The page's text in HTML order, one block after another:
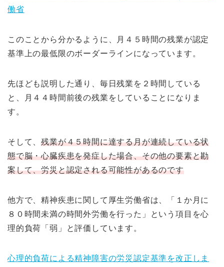
働省
このことから分かるように、月４５時間の残業が認定
基準上の最低限のボーダーラインになっています。
先ほども説明した通り、毎日残業を２時間している
と、月４４時間前後の残業をしていることになりま
す。
そして、残業が４５時間に達する月が連続している状
態で脳・心臓疾患を発症した場合、その他の要素と勘
案して、労災と認定される可能性があるのです
他方で、精神疾患に関して厚生労働省は、「１か月に
８０時間未満の時間外労働を行った」という項目を心
理的負荷「弱」と評価しています。
心理的負荷による精神障害の労災認定基準を改正しま